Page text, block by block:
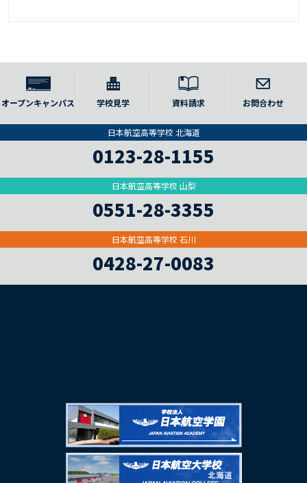
オープンキャンパス 学校見学 資料請求 お問合わせ
日本航空高等学校 北海道
0123-28-1155
日本航空高等学校 山梨
0551-28-3355
日本航空高等学校 石川
0428-27-0083